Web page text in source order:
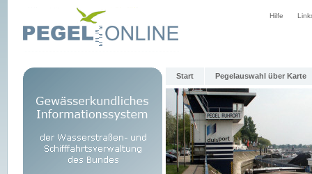
Hilfe
Start Pegelauswahl über Karte